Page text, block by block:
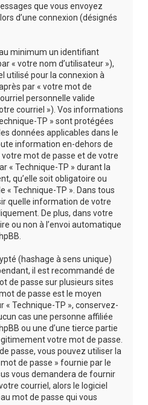
que vous envoyez
d’une connexion (désignés
minimum un identifiant
« votre nom d’utilisateur »),
utilisé pour la connexion à
par « votre mot de
personnelle valide
courriel »). Vos informations
TP » sont protégées
données applicables dans le
information en-dehors de
mot de passe et de votre
« Technique-TP » durant la
qu’elle soit obligatoire ou
« Technique-TP ». Dans tous
quelle information de votre
De plus, dans votre
ou non à l’envoi automatique
(hashage à sens unique)
il est recommandé de
de passe sur plusieurs sites
de passe est le moyen
« Technique-TP », conservez-
cas une personne affiliée
ou une d’une tierce partie
votre mot de passe.
passe, vous pouvez utiliser la
de passe » fournie par le
vous demandera de fournir
courriel, alors le logiciel
mot de passe qui vous